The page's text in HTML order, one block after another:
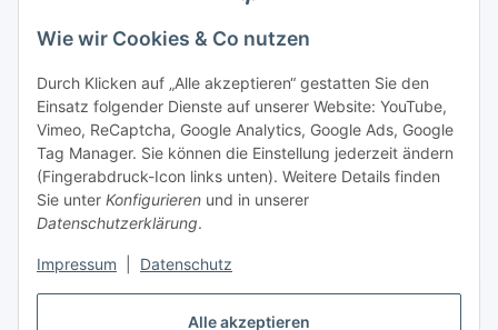
Alle akzeptieren
Wie wir Cookies & Co nutzen
Durch Klicken auf „Alle akzeptieren“ gestatten Sie den
Einsatz folgender Dienste auf unserer Website: YouTube,
Vimeo, ReCaptcha, Google Analytics, Google Ads, Google
Tag Manager. Sie können die Einstellung jederzeit ändern
(Fingerabdruck-Icon links unten). Weitere Details finden
Sie unter Konfigurieren und in unserer
Datenschutzerklärung.
Impressum Datenschutz
Vertrag widerrufen